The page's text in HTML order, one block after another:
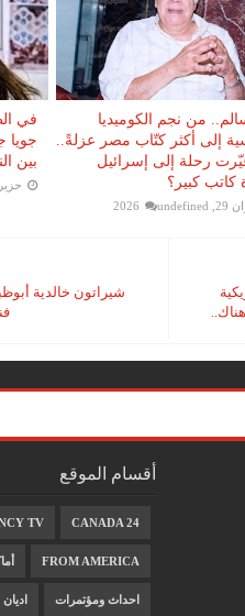
من نجم الكوميديا
إلى أكثر كتّاب مصر عزلةً..
رحلة إلى إسرائيل
كاتب كبير؟
2026
undefined
جويا
بين
حزيران
شيراتون خالدية
أقسام الموقع
CANADA 24
TV
FROM AMERICA
احداث ومؤتمرات اديان